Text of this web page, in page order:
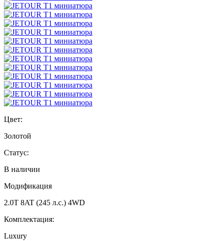
Цвет:
Золотой
Статус:
В наличии
Модификация
2.0T 8AT (245 л.с.) 4WD
Комплектация:
Luxury